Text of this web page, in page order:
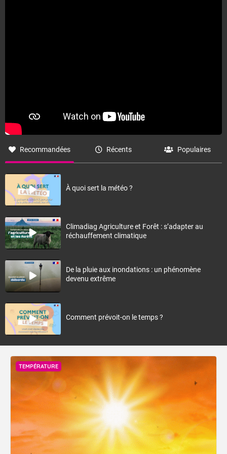
Recommandées Récents Populaires
À quoi sert la météo ?
Climadiag Agriculture et Forêt : s’adapter au
réchauffement climatique
De la pluie aux inondations : un phénomène
devenu extrême
Comment prévoit-on le temps ?
TEMPÉRATURE